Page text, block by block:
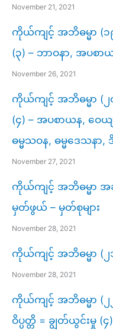
November 21, 2021
ကိုယ်ကျင့် အဘိဓမ္မာ (၁
(၃) – ဘာဝနာ, အပစာ
November 26, 2021
ကိုယ်ကျင့် အဘိဓမ္မာ (၂
(၄) – အပစာယန, ဝေယျ
ဓမ္မသဝန, ဓမ္မဒေသနာ,
November 27, 2021
ကိုယ်ကျင့် အဘိဓမ္မာ အ
မှတ်ဖွယ် – မှတ်စုများ
November 28, 2021
ကိုယ်ကျင့် အဘိဓမ္မာ (၂
November 28, 2021
ကိုယ်ကျင့် အဘိဓမ္မာ (၂၂
ဝိပ္ပတ္တိ = ချွတ်ယွင်းမှု (၄)